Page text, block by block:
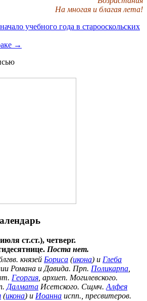
На многая и благая лета!
учебного года в старооскольских
→
ст.ст.), четверг.
Поста нет.
князей Бориса (икона) и Глеба
Романа и Давида. Прп. Поликарпа
Георгия , архиеп. Могилевского.
Далмата Исетского. Сщмч. Алфея
(икона) и Иоанна испп., пресвитеров.